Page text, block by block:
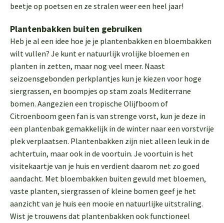
beetje op poetsen en ze stralen weer een heel jaar!
Plantenbakken buiten gebruiken
Heb je al een idee hoe je je plantenbakken en bloembakken
wilt vullen? Je kunt er natuurlijk vrolijke bloemen en
planten in zetten, maar nog veel meer. Naast
seizoensgebonden perkplantjes kun je kiezen voor hoge
siergrassen, en boompjes op stam zoals Mediterrane
bomen. Aangezien een tropische Olijfboom of
Citroenboom geen fan is van strenge vorst, kun je deze in
een plantenbak gemakkelijk in de winter naar een vorstvrije
plek verplaatsen. Plantenbakken zijn niet alleen leuk in de
achtertuin, maar ook in de voortuin. Je voortuin is het
visitekaartje van je huis en verdient daarom net zo goed
aandacht. Met bloembakken buiten gevuld met bloemen,
vaste planten, siergrassen of kleine bomen geef je het
aanzicht van je huis een mooie en natuurlijke uitstraling.
Wist je trouwens dat plantenbakken ook functioneel